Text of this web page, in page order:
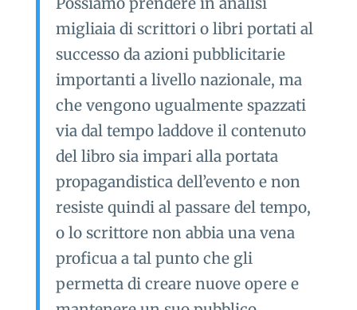
migliaia di scrittori o libri portati al
successo da azioni pubblicitarie
importanti a livello nazionale, ma
che vengono ugualmente spazzati
via dal tempo laddove il contenuto
del libro sia impari alla portata
propagandistica dell’evento e non
resiste quindi al passare del tempo,
o lo scrittore non abbia una vena
proficua a tal punto che gli
permetta di creare nuove opere e